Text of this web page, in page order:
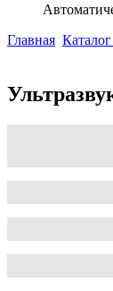
Главная